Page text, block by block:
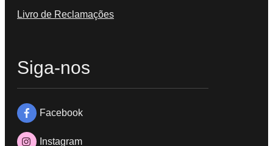
Livro de Reclamações
Siga-nos
Facebook
Instagram